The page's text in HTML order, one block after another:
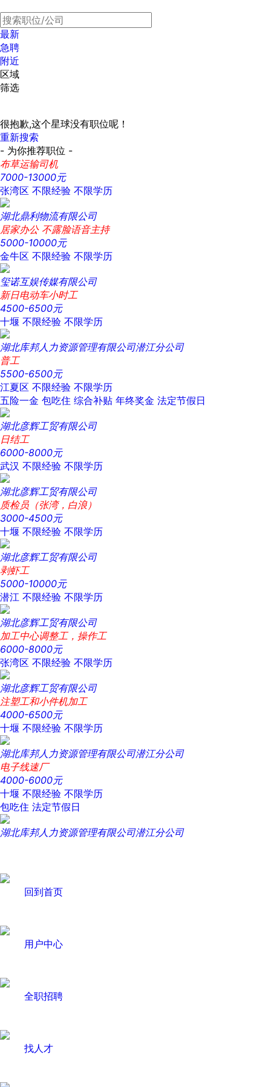
最新
急聘
附近
区域
筛选
很抱歉,这个星球没有职位呢！
重新搜索
- 为你推荐职位 -
布草运输司机
7000-13000元
张湾区 不限经验 不限学历
湖北鼎利物流有限公司
居家办公 不露脸语音主持
5000-10000元
金牛区 不限经验 不限学历
玺诺互娱传媒有限公司
新日电动车小时工
4500-6500元
十堰 不限经验 不限学历
湖北库邦人力资源管理有限公司潜江分公司
普工
5500-6500元
江夏区 不限经验 不限学历
五险一金 包吃住 综合补贴 年终奖金 法定节假日
湖北彦辉工贸有限公司
日结工
6000-8000元
武汉 不限经验 不限学历
湖北彦辉工贸有限公司
质检员（张湾，白浪）
3000-4500元
十堰 不限经验 不限学历
湖北彦辉工贸有限公司
剥虾工
5000-10000元
潜江 不限经验 不限学历
湖北彦辉工贸有限公司
加工中心调整工，操作工
6000-8000元
张湾区 不限经验 不限学历
湖北彦辉工贸有限公司
注塑工和小件机加工
4000-6500元
十堰 不限经验 不限学历
湖北库邦人力资源管理有限公司潜江分公司
电子线速厂
4000-6000元
十堰 不限经验 不限学历
包吃住 法定节假日
湖北库邦人力资源管理有限公司潜江分公司
回到首页
用户中心
全职招聘
找人才